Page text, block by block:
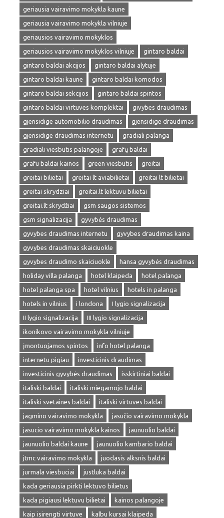
geriausia vairavimo mokykla kaune
geriausia vairavimo mokykla vilniuje
geriausios vairavimo mokyklos
geriausios vairavimo mokyklos vilniuje
gintaro baldai
gintaro baldai akcijos
gintaro baldai alytuje
gintaro baldai kaune
gintaro baldai komodos
gintaro baldai sekcijos
gintaro baldai spintos
gintaro baldai virtuves komplektai
givybes draudimas
gjensidige automobilio draudimas
gjensidige draudimas
gjensidige draudimas internetu
gradiali palanga
gradiali viesbutis palangoje
grafų baldai
grafu baldai kainos
green viesbutis
greitai
greitai bilietai
greitai lt aviabilietai
greitai lt bilietai
greitai skrydziai
greitai.lt lektuvu bilietai
greitai.lt skrydžiai
gsm saugos sistemos
gsm signalizacija
gyvybės draudimas
gyvybes draudimas internetu
gyvybes draudimas kaina
gyvybes draudimas skaiciuokle
gyvybes draudimo skaiciuokle
hansa gyvybės draudimas
holiday villa palanga
hotel klaipeda
hotel palanga
hotel palanga spa
hotel vilnius
hotels in palanga
hotels in vilnius
i londona
I lygio signalizacija
II lygio signalizacija
III lygio signalizacija
ikonikovo vairavimo mokykla vilniuje
įmontuojamos spintos
info hotel palanga
internetu pigiau
investicinis draudimas
investicinis gyvybės draudimas
isskirtiniai baldai
italiski baldai
italiski miegamojo baldai
italiski svetaines baldai
italiski virtuves baldai
jagmino vairavimo mokykla
jasučio vairavimo mokykla
jasucio vairavimo mokykla kainos
jaunuolio baldai
jaunuolio baldai kaune
jaunuolio kambario baldai
jtmc vairavimo mokykla
juodasis alksnis baldai
jurmala viesbuciai
justluka baldai
kada geriausia pirkti lektuvo bilietus
kada pigiausi lektuvu bilietai
kainos palangoje
kaip isirengti virtuve
kalbu kursai klaipeda